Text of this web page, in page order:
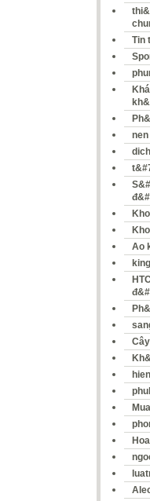
Tin
nen
Ao